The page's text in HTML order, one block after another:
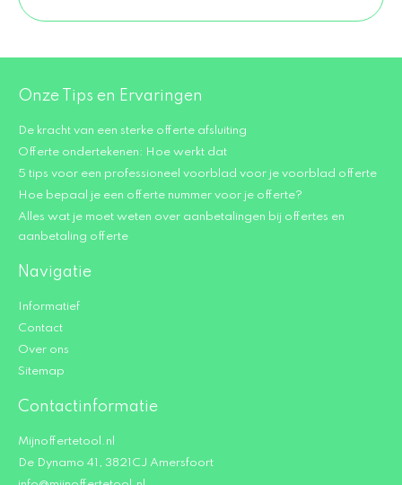
Onze Tips en Ervaringen
De kracht van een sterke offerte afsluiting
Offerte ondertekenen: Hoe werkt dat
5 tips voor een professioneel voorblad voor je voorblad offerte
Hoe bepaal je een offerte nummer voor je offerte?
Alles wat je moet weten over aanbetalingen bij offertes en
aanbetaling offerte
Navigatie
Informatief
Contact
Over ons
Sitemap
Contactinformatie
Mijnoffertetool.nl
De Dynamo 41, 3821CJ Amersfoort